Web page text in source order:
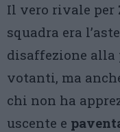
Il vero rivale per
squadra era
disaffezione alla
votanti, ma
chi non ha
uscente e